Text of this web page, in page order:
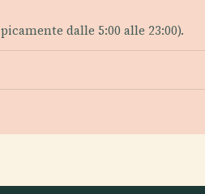
dalle 5:00 alle 23:00).